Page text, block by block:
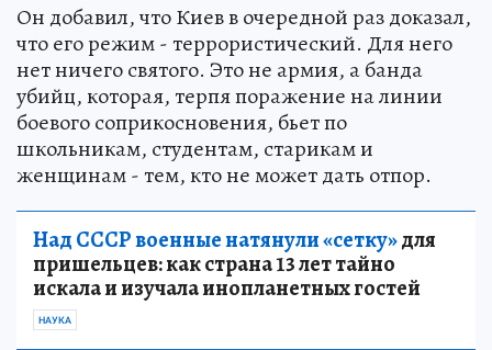
Он добавил, что Киев в очередной раз доказал,
что его режим - террористический. Для него
нет ничего святого. Это не армия, а банда
убийц, которая, терпя поражение на линии
боевого соприкосновения, бьет по
школьникам, студентам, старикам и
женщинам - тем, кто не может дать отпор.
Над СССР военные натянули «сетку»для
пришельцев: как страна 13 лет тайно
искала и изучала инопланетных гостей
НАУКА